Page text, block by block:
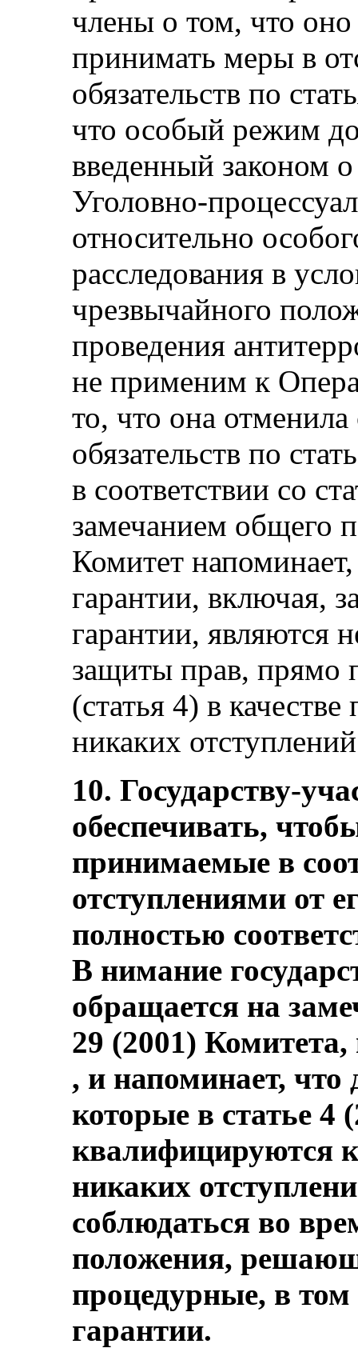
члены о том, что
принимать меры в
обязательств по
что особый режим
введенный законом
Уголовно-
относительно
расследования в
чрезвычайного
проведения
не применим к
то, что она
обязательств по
в соответствии со
замечанием общего
Комитет
гарантии, включая,
гарантии, являются
защиты прав, прямо
(статья 4) в
никаких
10. Государству-
обеспечивать,
принимаемые в
отступлениями от
полностью
В нимание
обращается на
29 (2001)
, и напоминает,
которые в статье 4
квалифицируются
никаких
соблюдаться во
положения,
процедурные, в том
гарантии.